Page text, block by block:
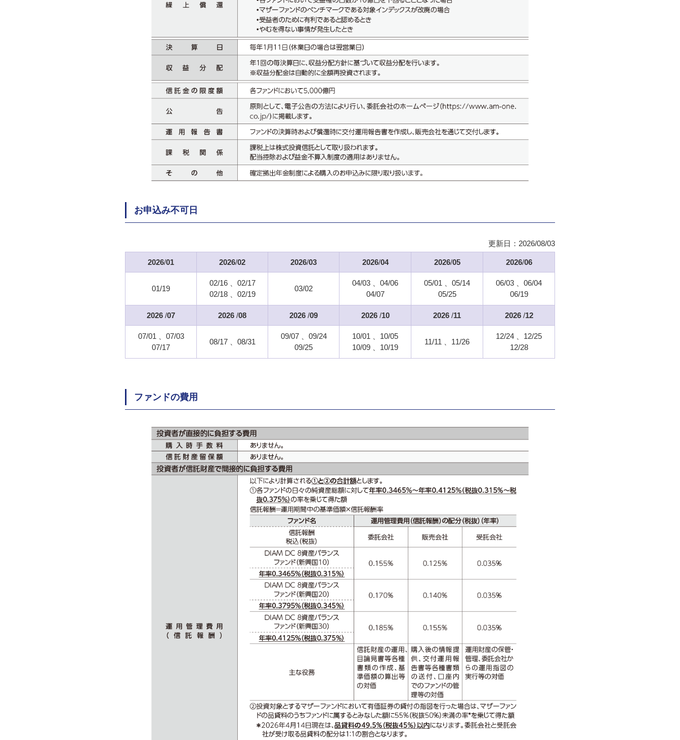
お申込み不可日
更新日： 2026/08/03
2026/01 2026/02 2026/03 2026/04 2026/05 2026/06
01/19
02/16
02/17
02/18
02/19
03/02
04/03
04/06
04/07
05/01
05/14
05/25
06/03
06/04
06/19
2026 /07 2026 /08 2026 /09 2026 /10 2026 /11 2026 /12
07/01
07/03
07/17
08/17 08/31
09/07
09/24
09/25
10/01
10/05
10/09
10/19
11/11 11/26
12/24
12/25
12/28
ファンドの費用